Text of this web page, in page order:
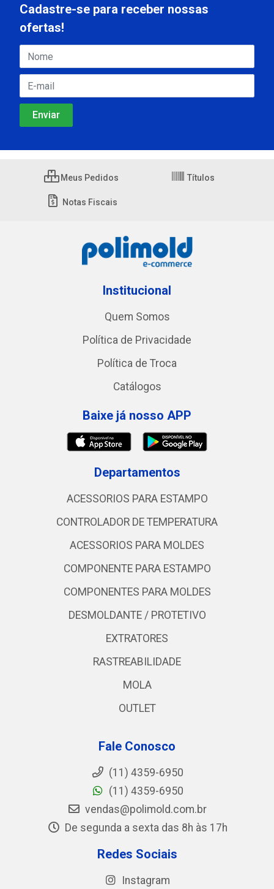
Cadastre-se para receber nossas
ofertas!
Meus Pedidos Títulos
Notas Fiscais
Institucional
Quem Somos
Política de Privacidade
Política de Troca
Catálogos
Baixe já nosso APP
Departamentos
ACESSORIOS PARA ESTAMPO
CONTROLADOR DE TEMPERATURA
ACESSORIOS PARA MOLDES
COMPONENTE PARA ESTAMPO
COMPONENTES PARA MOLDES
DESMOLDANTE / PROTETIVO
EXTRATORES
RASTREABILIDADE
MOLA
OUTLET
Fale Conosco
(11) 4359-6950
(11) 4359-6950
vendas@polimold.com.br
De segunda a sexta das 8h às 17h
Redes Sociais
Instagram